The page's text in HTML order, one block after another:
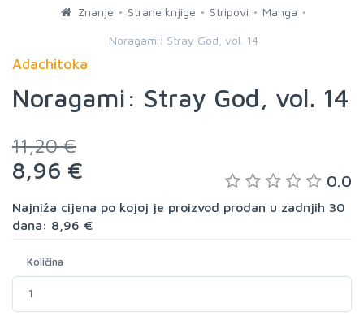
Znanje Strane knjige Stripovi Manga
Noragami: Stray God, vol. 14
Adachitoka
Noragami: Stray God, vol. 14
11,20 €
8,96 € 0.0
Najniža cijena po kojoj je proizvod prodan u zadnjih 30
dana: 8,96 €
Količina